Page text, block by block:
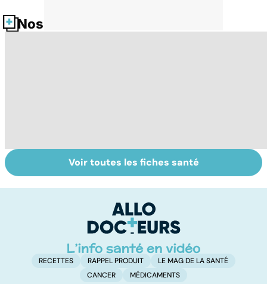
Nos fiches santé
Femmes :
comment
Bien vivre la
ménopause
Voir toutes les fiches santé
RECETTES RAPPEL PRODUIT
LE MAG DE LA SANTÉ
CANCER
MÉDICAMENTS